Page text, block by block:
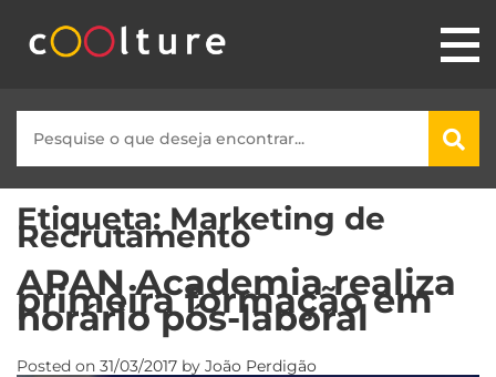
Etiqueta: Marketing de
Recrutamento
APAN Academia realiza
primeira formação em
horário pós-laboral
Posted on 31/03/2017 by João Perdigão